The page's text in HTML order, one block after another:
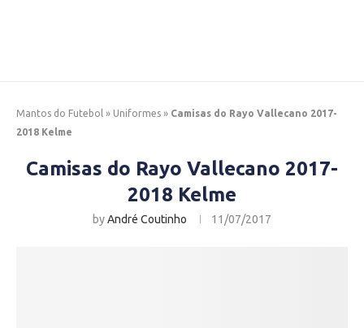
Mantos do Futebol » Uniformes » Camisas do Rayo Vallecano 2017-
2018 Kelme
Camisas do Rayo Vallecano 2017-
2018 Kelme
byAndré Coutinho 11/07/2017